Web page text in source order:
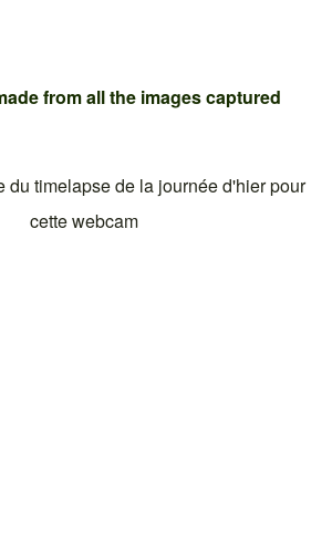
from all the images captured